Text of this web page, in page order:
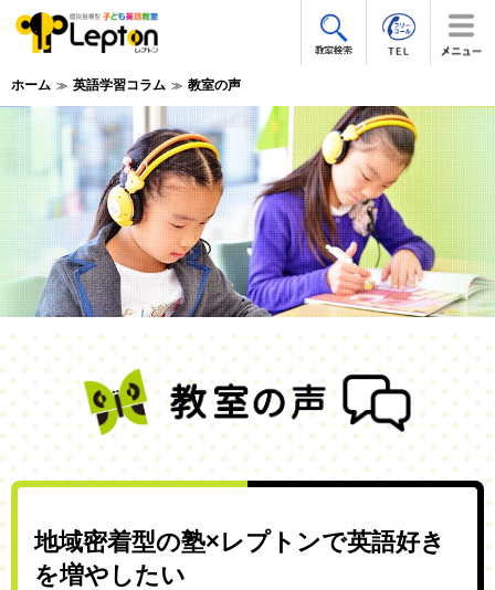
ホーム 英語学習コラム 教室の声
地域密着型の塾×レプトンで英語好き
を増やしたい